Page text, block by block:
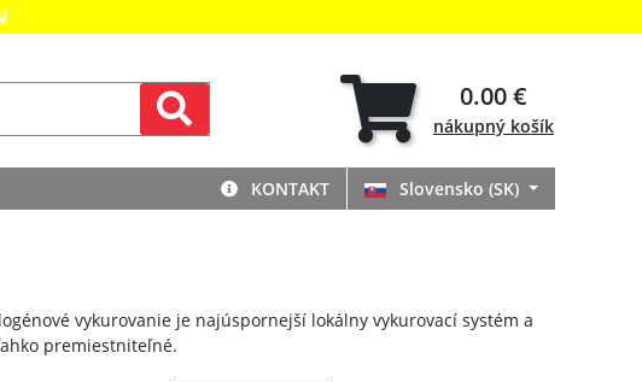
0.00 €
nákupný košík
KONTAKT Slovensko (SK)
vykurovanie je najúspornejší lokálny vykurovací systém a
premiestniteľné.